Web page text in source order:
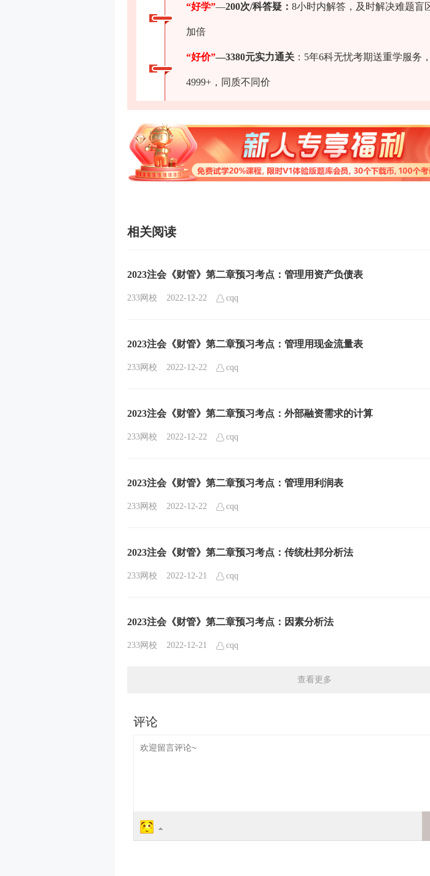
“好学”—200次/科答疑 ： 8小时内解答，及时解决难题盲
加倍
“好价”—3380元实力通关 ：5年6科无忧考期送重学服务
4999+，同质不同价
相关阅读
2023注会《财管》第二章预习考点：管理用资产负债表
233网校 2022-12-22 cqq
2023注会《财管》第二章预习考点：管理用现金流量表
233网校 2022-12-22 cqq
2023注会《财管》第二章预习考点：外部融资需求的计算
233网校 2022-12-22 cqq
2023注会《财管》第二章预习考点：管理用利润表
233网校 2022-12-22 cqq
2023注会《财管》第二章预习考点：传统杜邦分析法
233网校 2022-12-21 cqq
2023注会《财管》第二章预习考点：因素分析法
233网校 2022-12-21 cqq
查看更多